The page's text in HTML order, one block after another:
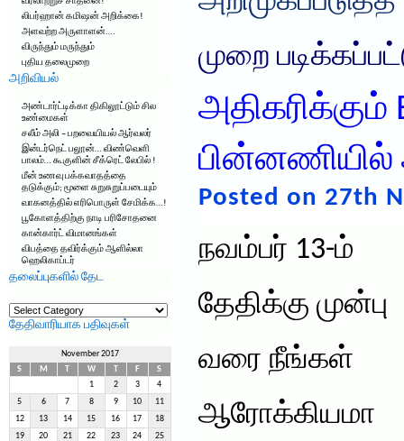
லிபர்ஹான் கமிஷன் அறிக்கை!
அளவற்ற அருளாளன்….
விருந்தும் மருந்தும்
புதிய தலைமுறை
அறிவியல்
அண்டார்ட்டிக்கா திகிலூட்டும் சில
உண்மைகள்
சலீம் அலி – பறவையியல் ஆர்வலர்
இன்டர்நெட் பலூன்… விண்வெளி
பாலம்… கூகுளின் சீக்ரெட் லேபில் !
மீன் உணவு பக்கவாதத்தை
தடுக்கும்; மூளை சுறுசுறுப்படையும்
வாகனத்தில் எரிபொருள் சேமிக்க…!
பூகோளத்திற்கு நாடி பரிசோதனை
கான்கார்ட் விமானங்கள்
விபத்தை தவிர்க்கும் ஆளில்லா
ஹெலிகாப்டர்
தலைப்புகளில் தேட
தலைப்புகளில்
தேட
தேதிவாரியாக பதிவுகள்
November 2017
S
M W F
S
1
2 3 4
5 6 7 8 9 10 11
12 13 14 15 16 17 18
19 20 21 22 23 24 25
முறை
பின்னணியில்
Posted on 27th
நவம்பர் 13-ம்
தேதிக்கு முன்பு
வரை நீங்கள்
ஆரோக்கியமா